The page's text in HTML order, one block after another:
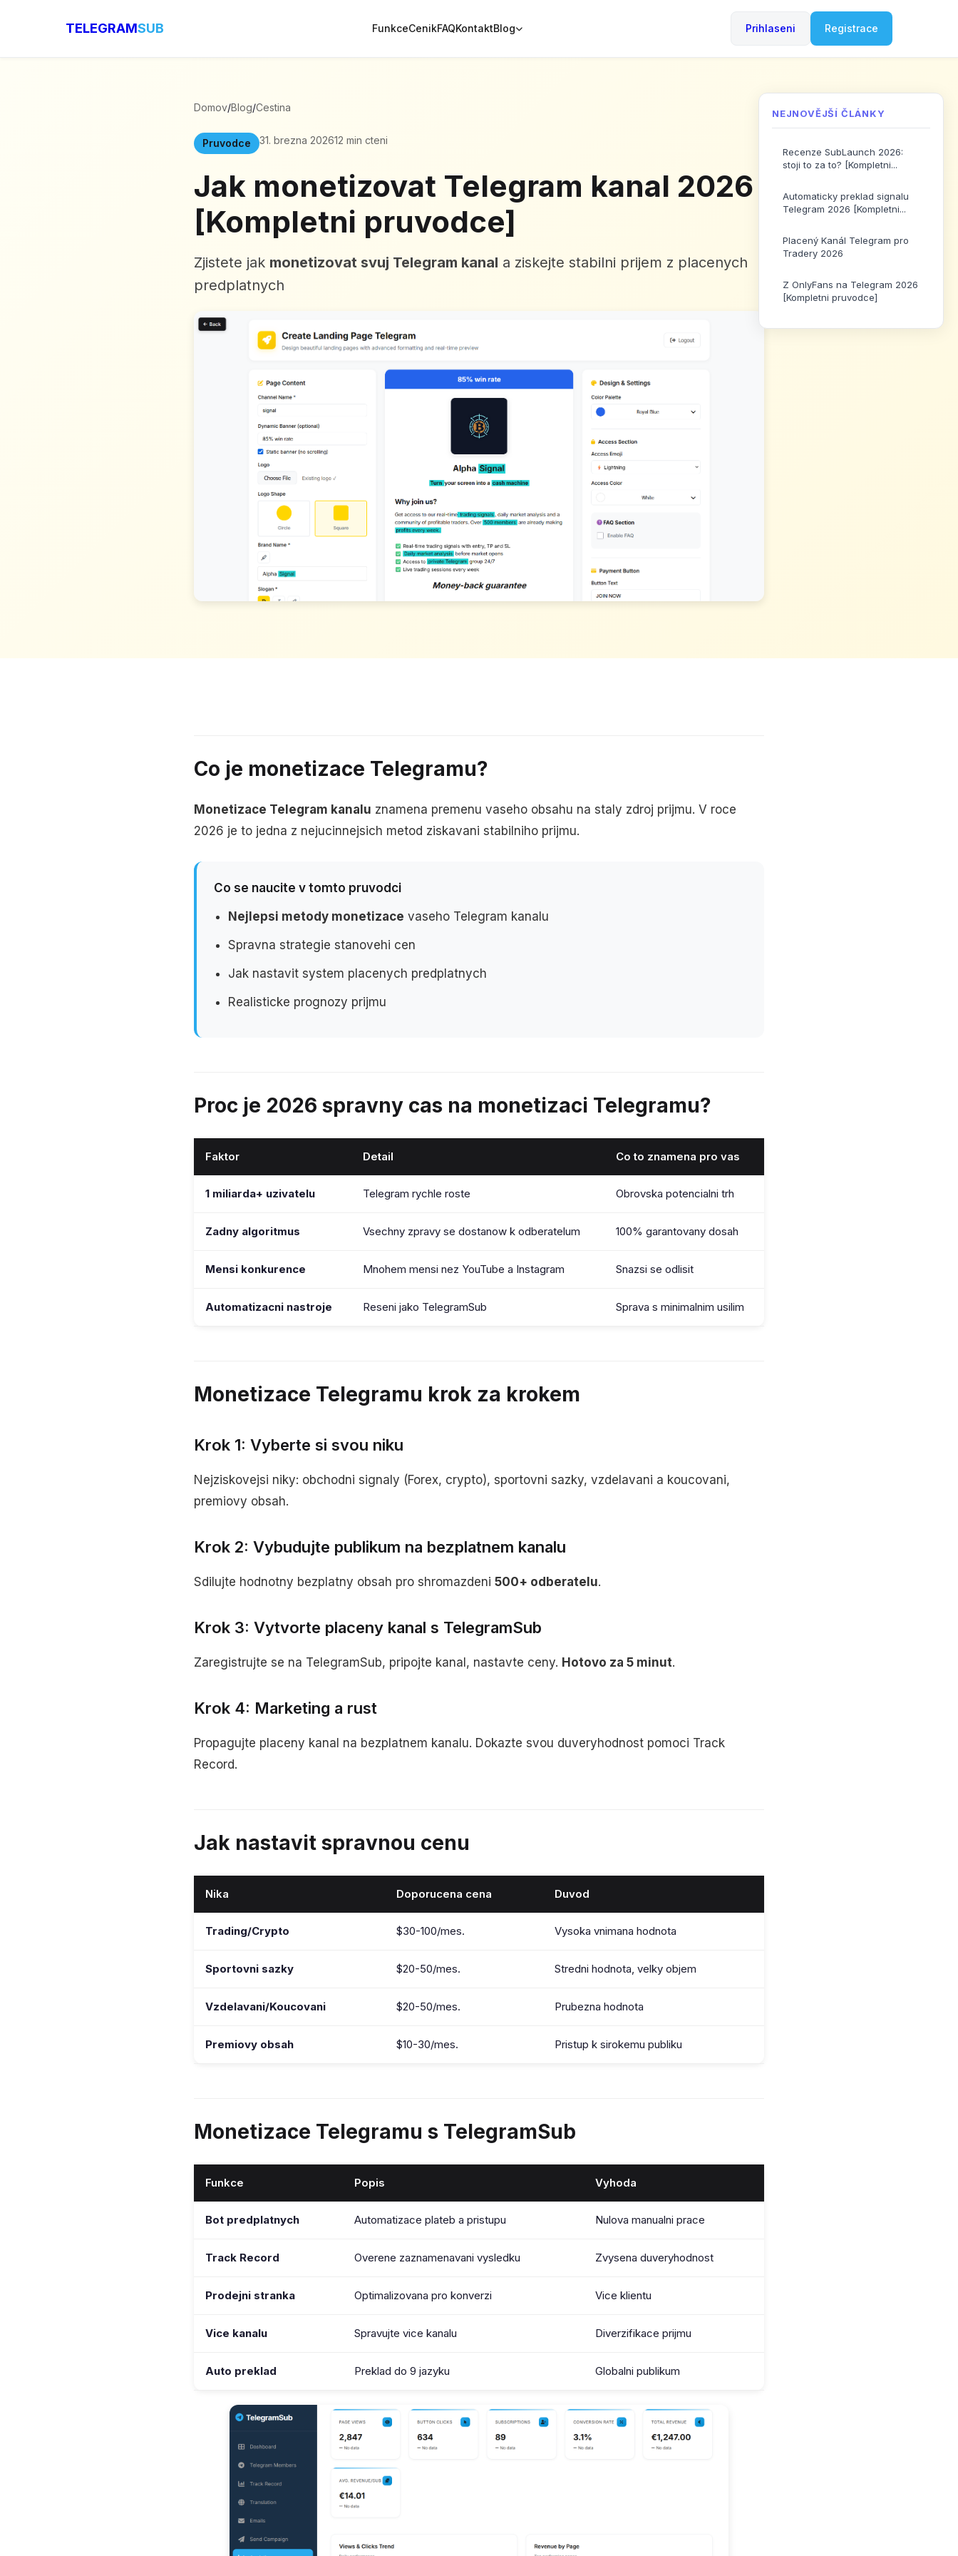
TELEGRAMSUB FunkceCenikFAQKontaktBlog Prihlaseni Registrace
Domov/Blog/Cestina
Pruvodce 31. brezna 202612 min cteni
Jak monetizovat Telegram kanal 2026
[Kompletni pruvodce]
Zjistete jak monetizovat svuj Telegram kanal a ziskejte stabilni prijem z placenych
predplatnych
Co je monetizace Telegramu?
Monetizace Telegram kanalu znamena premenu vaseho obsahu na staly zdroj prijmu. V roce
2026 je to jedna z nejucinnejsich metod ziskavani stabilniho prijmu.
Co se naucite v tomto pruvodci
Nejlepsi metody monetizace vaseho Telegram kanalu
Spravna strategie stanovehi cen
Jak nastavit system placenych predplatnych
Realisticke prognozy prijmu
Proc je 2026 spravny cas na monetizaci Telegramu?
Faktor Detail Co to znamena pro vas
1 miliarda+ uzivatelu Telegram rychle roste Obrovska potencialni trh
Zadny algoritmus Vsechny zpravy se dostanow k odberatelum 100% garantovany dosah
Mensi konkurence Mnohem mensi nez YouTube a Instagram Snazsi se odlisit
Automatizacni nastroje Reseni jako TelegramSub Sprava s minimalnim usilim
Monetizace Telegramu krok za krokem
Krok 1: Vyberte si svou niku
Nejziskovejsi niky: obchodni signaly (Forex, crypto), sportovni sazky, vzdelavani a koucovani,
premiovy obsah.
Krok 2: Vybudujte publikum na bezplatnem kanalu
Sdilujte hodnotny bezplatny obsah pro shromazdeni 500+ odberatelu.
Krok 3: Vytvorte placeny kanal s TelegramSub
Zaregistrujte se na TelegramSub, pripojte kanal, nastavte ceny. Hotovo za 5 minut.
Krok 4: Marketing a rust
Propagujte placeny kanal na bezplatnem kanalu. Dokazte svou duveryhodnost pomoci Track
Record.
Jak nastavit spravnou cenu
Nika Doporucena cena Duvod
Trading/Crypto $30-100/mes. Vysoka vnimana hodnota
Sportovni sazky $20-50/mes. Stredni hodnota, velky objem
Vzdelavani/Koucovani $20-50/mes. Prubezna hodnota
Premiovy obsah $10-30/mes. Pristup k sirokemu publiku
Monetizace Telegramu s TelegramSub
Funkce Popis Vyhoda
Bot predplatnych Automatizace plateb a pristupu Nulova manualni prace
Track Record Overene zaznamenavani vysledku Zvysena duveryhodnost
Prodejni stranka Optimalizovana pro konverzi Vice klientu
Vice kanalu Spravujte vice kanalu Diverzifikace prijmu
Auto preklad Preklad do 9 jazyku Globalni publikum
NEJNOVĚJŠÍ ČLÁNKY
Recenze SubLaunch 2026:
stoji to za to? [Kompletni...
Automaticky preklad signalu
Telegram 2026 [Kompletni...
Placený Kanál Telegram pro
Tradery 2026
Z OnlyFans na Telegram 2026
[Kompletni pruvodce]